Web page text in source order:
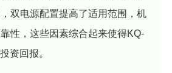
双电源配置提高了适用范围，机
性，这些因素综合起来使得KQ-
资回报。